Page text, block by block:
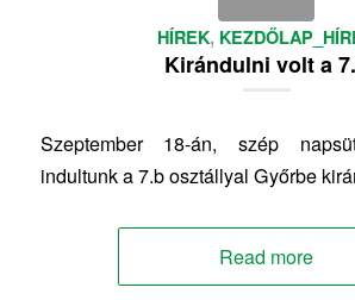
HÍREK,
Kirándulni volt a
Szeptember 18-án, szép
indultunk a 7.b osztállyal Győrbe
Read more